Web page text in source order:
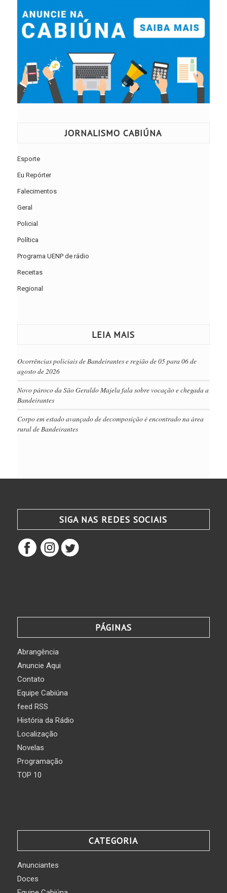
JORNALISMO CABIÚNA
Esporte
Eu Repórter
Falecimentos
Geral
Policial
Política
Programa UENP de rádio
Receitas
Regional
LEIA MAIS
Ocorrências policiais de Bandeirantes e região de 05 para 06 de
agosto de 2026
Novo pároco da São Geraldo Majela fala sobre vocação e chegada a
Bandeirantes
Corpo em estado avançado de decomposição é encontrado na área
rural de Bandeirantes
SIGA NAS REDES SOCIAIS
PÁGINAS
Abrangência
Anuncie Aqui
Contato
Equipe Cabiúna
feed RSS
História da Rádio
Localização
Novelas
Programação
TOP 10
CATEGORIA
Anunciantes
Doces